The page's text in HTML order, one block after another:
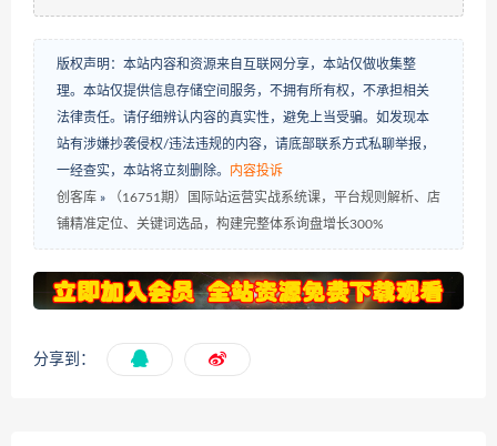
版权声明：本站内容和资源来自互联网分享，本站仅做收集整
理。本站仅提供信息存储空间服务，不拥有所有权，不承担相关
法律责任。请仔细辨认内容的真实性，避免上当受骗。如发现本
站有涉嫌抄袭侵权/违法违规的内容，请底部联系方式私聊举报，
一经查实，本站将立刻删除。 内容投诉
创客库 »
（16751期）国际站运营实战系统课，平台规则解析、店
铺精准定位、关键词选品，构建完整体系询盘增长300%
分享到：